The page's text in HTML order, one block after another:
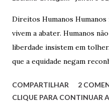
Direitos Humanos Humanos
vivem a abater. Humanos
liberdade insistem em
que a equidade negam
Educação, com qualidade.
reconhece a humanidade.
COMPARTILHAR
2
CLIQUE PARA CONTINUAR